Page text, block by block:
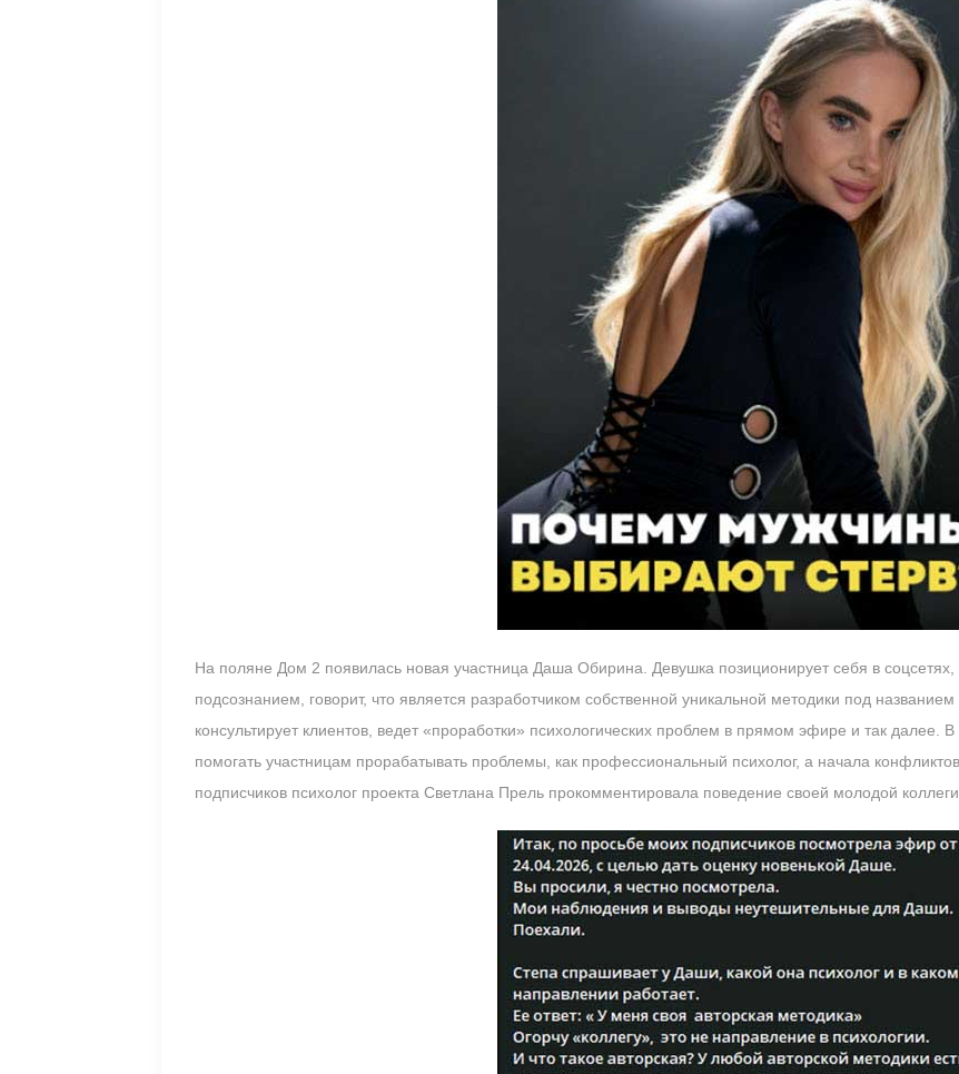
На поляне Дом 2 появилась новая участница Даша Обирина. Девушка позиционирует себя в соцсетях,
подсознанием, говорит, что является разработчиком собственной уникальной методики под
консультирует клиентов, ведет «проработки» психологических проблем в прямом эфире и так далее.
помогать участницам прорабатывать проблемы, как профессиональный психолог, а начала
подписчиков психолог проекта Светлана Прель прокомментировала поведение своей молодой коллеги.